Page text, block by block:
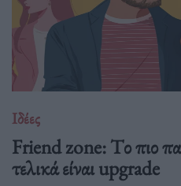
Ιδέες
Friend zone: Tο πιο
τελικά είναι upgrade